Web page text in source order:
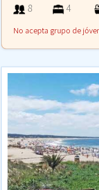
8 4
No acepta grupo de